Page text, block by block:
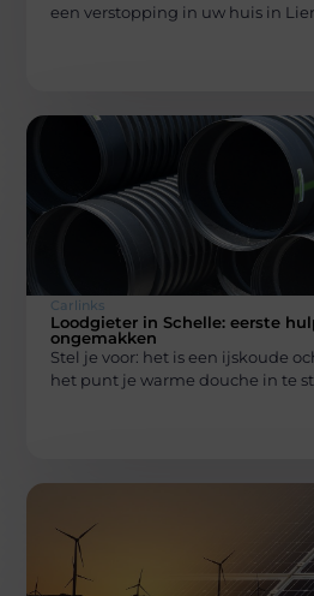
een verstopping in uw huis in
Carlinks
Loodgieter in Schelle: eerste
ongemakken
Stel je voor: het is een ijskoude
het punt je warme douche in te